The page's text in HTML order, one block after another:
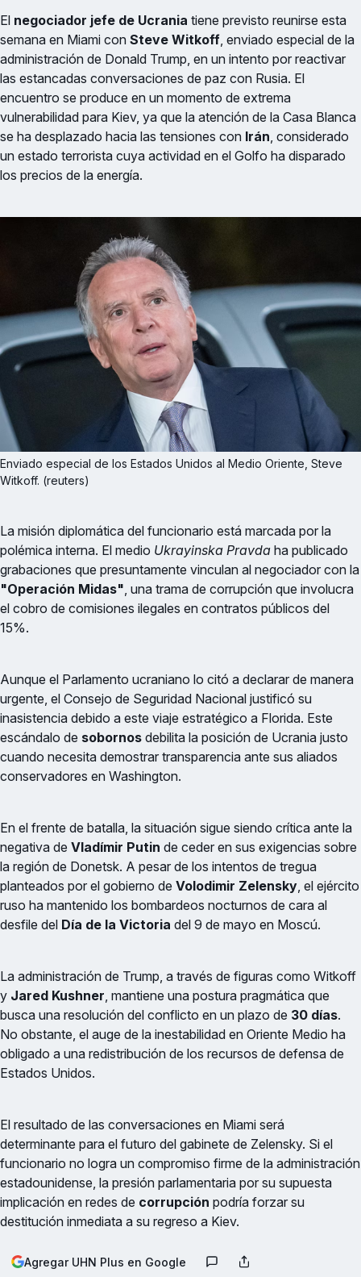
El negociador jefe de Ucrania tiene previsto reunirse esta
semana en Miami con Steve Witkoff, enviado especial de la
administración de Donald Trump, en un intento por reactivar
las estancadas conversaciones de paz con Rusia. El
encuentro se produce en un momento de extrema
vulnerabilidad para Kiev, ya que la atención de la Casa Blanca
se ha desplazado hacia las tensiones con Irán, considerado
un estado terrorista cuya actividad en el Golfo ha disparado
los precios de la energía.
Enviado especial de los Estados Unidos al Medio Oriente, Steve
Witkoff. (reuters)
La misión diplomática del funcionario está marcada por la
polémica interna. El medio Ukrayinska Pravda ha publicado
grabaciones que presuntamente vinculan al negociador con la
"Operación Midas", una trama de corrupción que involucra
el cobro de comisiones ilegales en contratos públicos del
15%.
Aunque el Parlamento ucraniano lo citó a declarar de manera
urgente, el Consejo de Seguridad Nacional justificó su
inasistencia debido a este viaje estratégico a Florida. Este
escándalo de sobornos debilita la posición de Ucrania justo
cuando necesita demostrar transparencia ante sus aliados
conservadores en Washington.
En el frente de batalla, la situación sigue siendo crítica ante la
negativa de Vladímir Putin de ceder en sus exigencias sobre
la región de Donetsk. A pesar de los intentos de tregua
planteados por el gobierno de Volodimir Zelensky, el ejército
ruso ha mantenido los bombardeos nocturnos de cara al
desfile del Día de la Victoria del 9 de mayo en Moscú.
La administración de Trump, a través de figuras como Witkoff
y Jared Kushner, mantiene una postura pragmática que
busca una resolución del conflicto en un plazo de 30 días.
No obstante, el auge de la inestabilidad en Oriente Medio ha
obligado a una redistribución de los recursos de defensa de
Estados Unidos.
El resultado de las conversaciones en Miami será
determinante para el futuro del gabinete de Zelensky. Si el
funcionario no logra un compromiso firme de la administración
estadounidense, la presión parlamentaria por su supuesta
implicación en redes de corrupción podría forzar su
destitución inmediata a su regreso a Kiev.
Agregar UHN Plus en Google